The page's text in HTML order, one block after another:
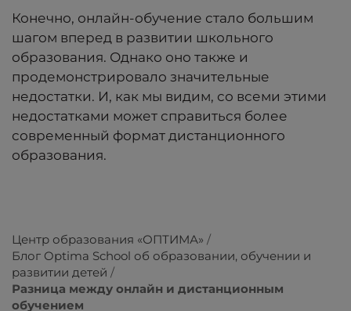
Конечно, онлайн-обучение стало большим
шагом вперед в развитии школьного
образования. Однако оно также и
продемонстрировало значительные
недостатки. И, как мы видим, со всеми этими
недостатками может справиться более
современный формат дистанционного
образования.
Центр образования «ОПТИМА»
Блог Optima School об образовании, обучении и
развитии детей
Разница между онлайн и дистанционным
обучением